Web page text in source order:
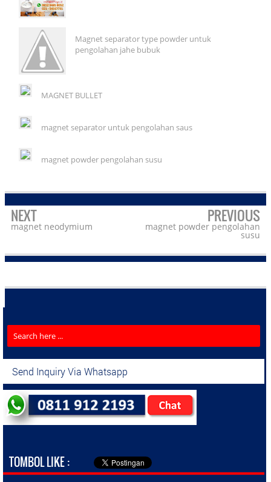
Magnet separator type powder untuk
pengolahan jahe bubuk
MAGNET BULLET
magnet separator untuk pengolahan saus
magnet powder pengolahan susu
NEXT
magnet neodymium
PREVIOUS
magnet powder pengolahan
susu
Send Inquiry Via Whatsapp
TOMBOL LIKE :